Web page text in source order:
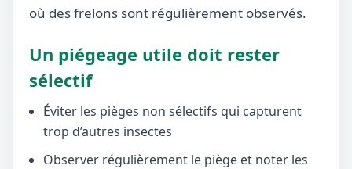
où des frelons sont régulièrement observés.
Un piégeage utile doit rester
sélectif
Éviter les pièges non sélectifs qui capturent
trop d’autres insectes
Observer régulièrement le piège et noter les